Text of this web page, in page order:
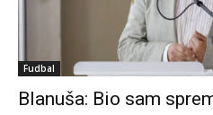
Fudbal
Blanuša: Bio sam